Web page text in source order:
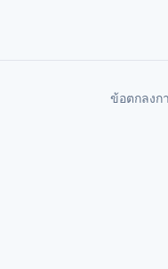
ข้อตกลงก